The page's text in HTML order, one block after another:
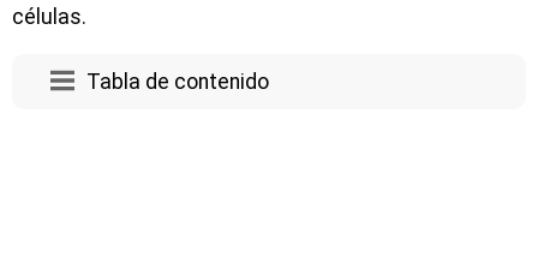
células.
Tabla de contenido